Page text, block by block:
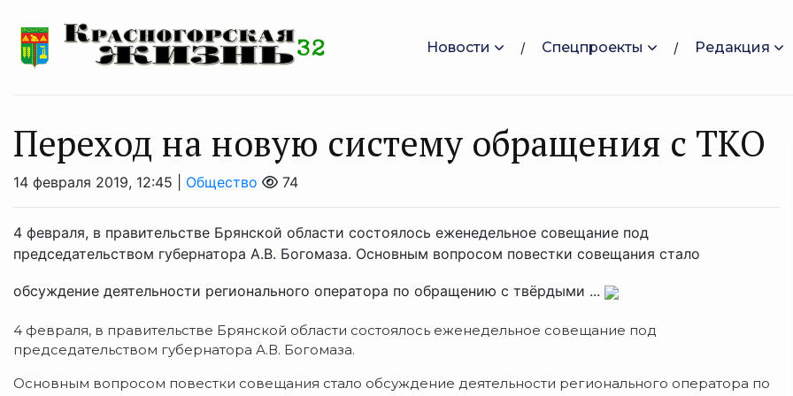
Новости Спецпроекты Редакция
Переход на новую систему обращения с ТКО
14 февраля 2019, 12:45 | Общество 74
4 февраля, в правительстве Брянской области состоялось еженедельное совещание под
председательством губернатора А.В. Богомаза. Основным вопросом повестки совещания стало
обсуждение деятельности регионального оператора по обращению с твёрдыми ...
4 февраля, в правительстве Брянской области состоялось еженедельное совещание под
председательством губернатора А.В. Богомаза.
Основным вопросом повестки совещания стало обсуждение деятельности регионального оператора по